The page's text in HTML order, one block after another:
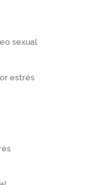
sexual
estrés